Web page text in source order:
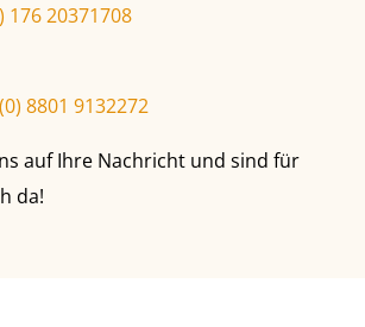
176 20371708
8801 9132272
auf Ihre Nachricht und sind für
da!